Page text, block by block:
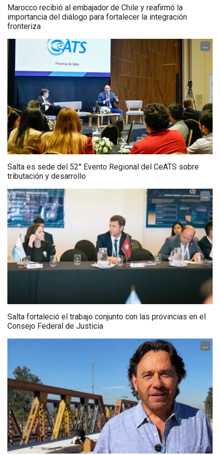
Marocco recibió al embajador de Chile y reafirmó la
importancia del diálogo para fortalecer la integración
fronteriza
...
Salta es sede del 52° Evento Regional del CeATS sobre
tributación y desarrollo
...
Salta fortaleció el trabajo conjunto con las provincias en el
Consejo Federal de Justicia
...